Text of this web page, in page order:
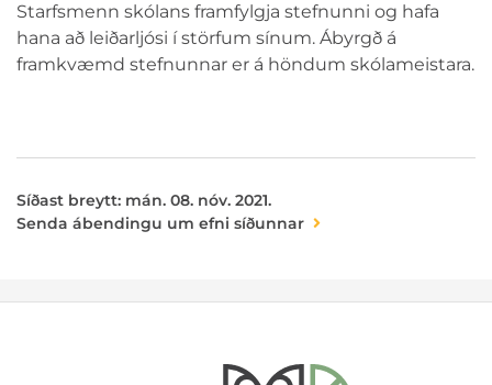
Starfsmenn skólans framfylgja stefnunni og hafa
hana að leiðarljósi í störfum sínum. Ábyrgð á
framkvæmd stefnunnar er á höndum skólameistara.
Síðast breytt: mán. 08. nóv. 2021.
Senda ábendingu um efni síðunnar